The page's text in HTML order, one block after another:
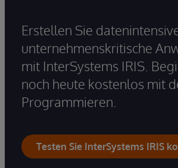
Erstellen Sie
unternehmenskritische
mit InterSystems IRIS.
noch heute kostenlos mit
Programmieren.
Testen Sie InterSystems IRIS